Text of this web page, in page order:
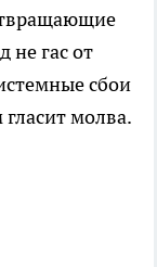
не гас от
сбои
гласит молва.